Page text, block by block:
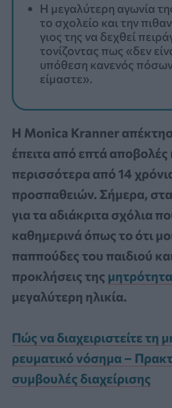
Η μεγαλύτερη αγωνία
το σχολείο και την
γιος της να δεχθεί
τονίζοντας πως «δεν
υπόθεση κανενός
είμαστε».
Η Monica Kranner
έπειτα από επτά αποβολές
περισσότερα από 14
προσπαθειών. Σήμερα,
για τα αδιάκριτα σχόλια
καθημερινά όπως το ότι
παππούδες του παιδιού
προκλήσεις της
μεγαλύτερη ηλικία.
Πώς να διαχειριστείτε τη
ρευματικό νόσημα –
συμβουλές διαχείρισης